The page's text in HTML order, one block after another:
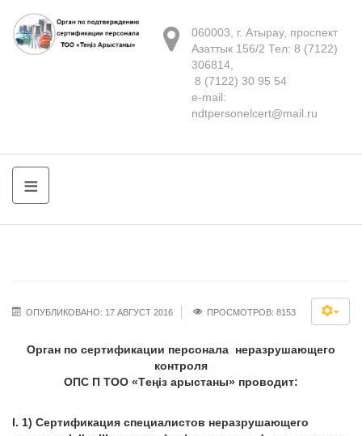
060003, г. Атырау, проспект
Азаттык 156/2 Тел: 8 (7122)
306814,
8 (7122) 30 95 54
e-mail:
ndtpersonelcert@mail.ru
≡
ОПУБЛИКОВАНО: 17 АВГУСТ 2016 ПРОСМОТРОВ: 8153
Орган по сертификации персонала неразрушающего
контроля
ОПС П ТОО «Tеңіз арыстаны» проводит:
I. 1) Сертификация специалистов неразрушающего